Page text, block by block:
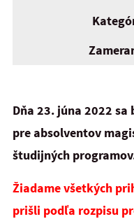
Dňa 23. júna 2022
pre absolventov
študijných
Žiadame všetkých
prišli podľa rozpisu